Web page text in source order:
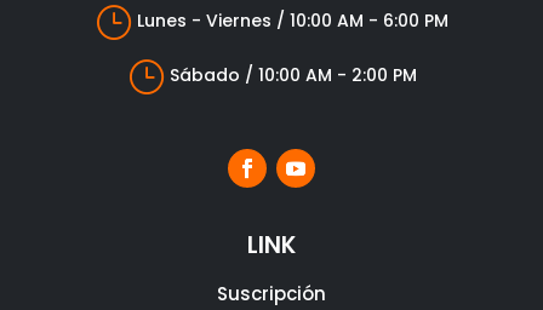
} Lunes - Viernes / 10:00 AM - 6:00 PM
} Sábado / 10:00 AM - 2:00 PM
LINK
Suscripción